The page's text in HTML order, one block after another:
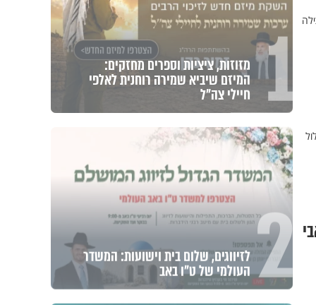
1 מזוזות, ציציות וספרים מחזקים:
המיזם שיביא שמירה רוחנית לאלפי
חיילי צה"ל
2 לזיווגים, שלום בית וישועות: המשדר
העולמי של ט"ו באב